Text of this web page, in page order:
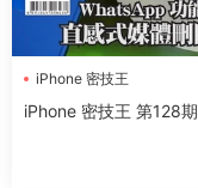
iPhone 密技王
iPhone 密技王 第128期